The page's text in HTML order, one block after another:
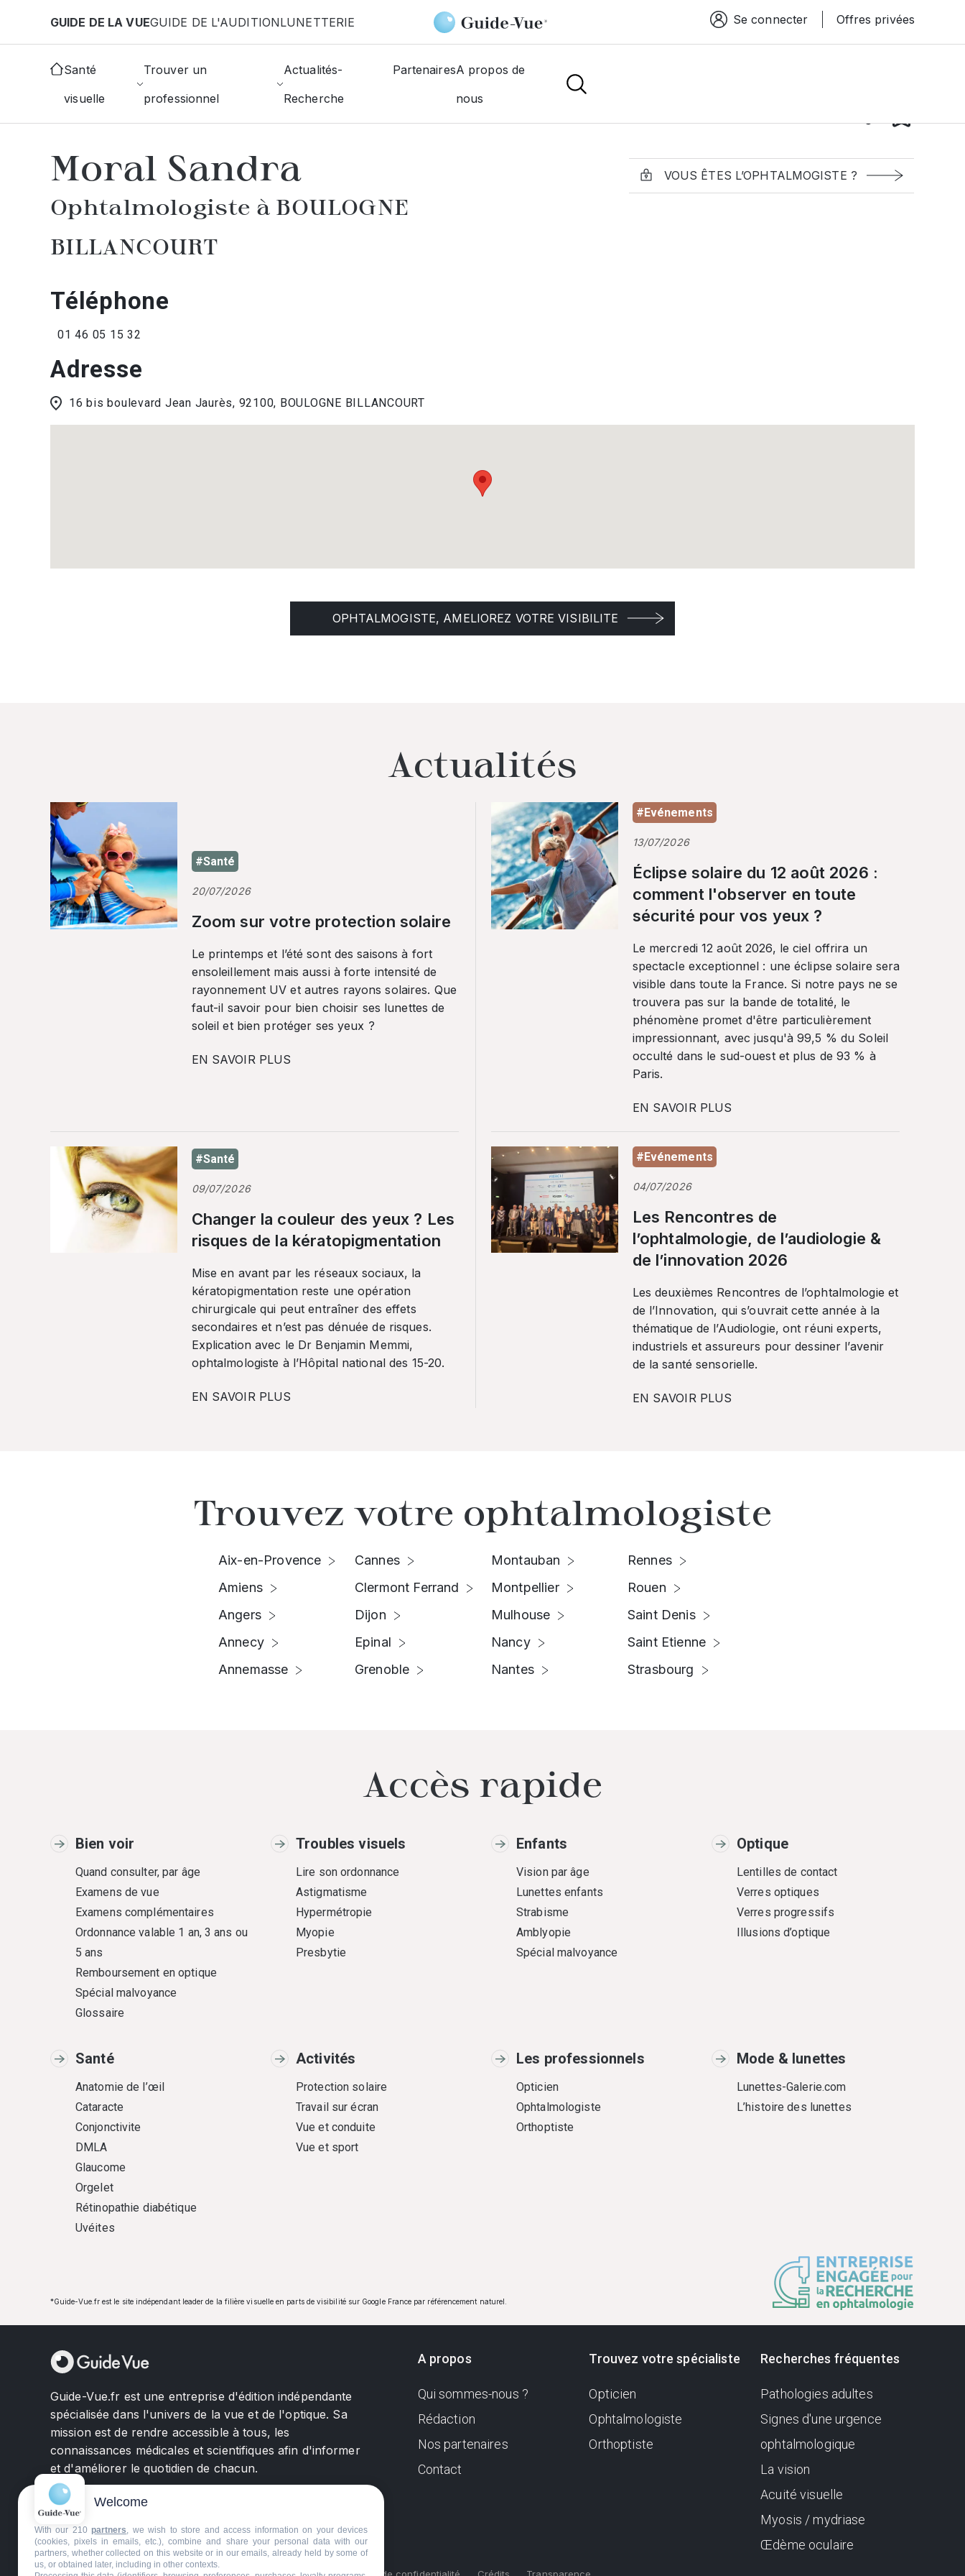
GUIDE DE LA VUEGUIDE DE L'AUDITIONLUNETTERIE Espace connexion
Se connecter Offres privées
Santé
visuelle
Trouver un
professionnel
Actualités-
Recherche
PartenairesA propos de
nous
Accueil Annuaire des ophtalmologistes Boulogne-Billancourt Moral Sandra
Moral Sandra
Ophtalmologiste à BOULOGNE
BILLANCOURT
VOUS ÊTES L’OPHTALMOGISTE ?
Téléphone
01 46 05 15 32
Adresse
16 bis boulevard Jean Jaurès, 92100, BOULOGNE BILLANCOURT
OPHTALMOGISTE, AMELIOREZ VOTRE VISIBILITE
Actualités
#Santé
20/07/2026
Zoom sur votre protection solaire
Le printemps et l’été sont des saisons à fort
ensoleillement mais aussi à forte intensité de
rayonnement UV et autres rayons solaires. Que
faut-il savoir pour bien choisir ses lunettes de
soleil et bien protéger ses yeux ?
EN SAVOIR PLUS
#Evénements
13/07/2026
Éclipse solaire du 12 août 2026 :
comment l'observer en toute
sécurité pour vos yeux ?
Le mercredi 12 août 2026, le ciel offrira un
spectacle exceptionnel : une éclipse solaire sera
visible dans toute la France. Si notre pays ne se
trouvera pas sur la bande de totalité, le
phénomène promet d'être particulièrement
impressionnant, avec jusqu'à 99,5 % du Soleil
occulté dans le sud-ouest et plus de 93 % à
Paris.
EN SAVOIR PLUS
#Santé
09/07/2026
Changer la couleur des yeux ? Les
risques de la kératopigmentation
Mise en avant par les réseaux sociaux, la
kératopigmentation reste une opération
chirurgicale qui peut entraîner des effets
secondaires et n’est pas dénuée de risques.
Explication avec le Dr Benjamin Memmi,
ophtalmologiste à l’Hôpital national des 15-20.
EN SAVOIR PLUS
#Evénements
04/07/2026
Les Rencontres de
l’ophtalmologie, de l’audiologie &
de l’innovation 2026
Les deuxièmes Rencontres de l’ophtalmologie et
de l’Innovation, qui s’ouvrait cette année à la
thématique de l’Audiologie, ont réuni experts,
industriels et assureurs pour dessiner l’avenir
de la santé sensorielle.
EN SAVOIR PLUS
Trouvez votre ophtalmologiste
Aix-en-Provence
Amiens
Angers
Annecy
Annemasse
Cannes
Clermont Ferrand
Dijon
Epinal
Grenoble
Montauban
Montpellier
Mulhouse
Nancy
Nantes
Rennes
Rouen
Saint Denis
Saint Etienne
Strasbourg
Accès rapide
Bien voir
Quand consulter, par âge
Examens de vue
Examens complémentaires
Ordonnance valable 1 an, 3 ans ou
5 ans
Remboursement en optique
Spécial malvoyance
Glossaire
Troubles visuels
Lire son ordonnance
Astigmatisme
Hypermétropie
Myopie
Presbytie
Enfants
Vision par âge
Lunettes enfants
Strabisme
Amblyopie
Spécial malvoyance
Optique
Lentilles de contact
Verres optiques
Verres progressifs
Illusions d’optique
Santé
Anatomie de l’œil
Cataracte
Conjonctivite
DMLA
Glaucome
Orgelet
Rétinopathie diabétique
Uvéites
Activités
Protection solaire
Travail sur écran
Vue et conduite
Vue et sport
Les professionnels
Opticien
Ophtalmologiste
Orthoptiste
Mode & lunettes
Lunettes-Galerie.com
L’histoire des lunettes
*Guide-Vue.fr est le site indépendant leader de la filière visuelle en parts de visibilité sur Google France par référencement naturel.
Guide-Vue.fr est une entreprise d'édition indépendante
spécialisée dans l'univers de la vue et de l'optique. Sa
mission est de rendre accessible à tous, les
connaissances médicales et scientifiques afin d'informer
et d'améliorer le quotidien de chacun.
A propos
Qui sommes-nous ?
Rédaction
Nos partenaires
Contact
Trouvez votre spécialiste
Opticien
Ophtalmologiste
Orthoptiste
Recherches fréquentes
Pathologies adultes
Signes d'une urgence
ophtalmologique
La vision
Acuité visuelle
Myosis / mydriase
Œdème oculaire
Welcome
With our 210 partners, we wish to store and access information on your devices
(cookies, pixels in emails, etc.), combine and share your personal data with our
partners, whether collected on this website or in our emails, already held by some of
us, or obtained later, including in other contexts.